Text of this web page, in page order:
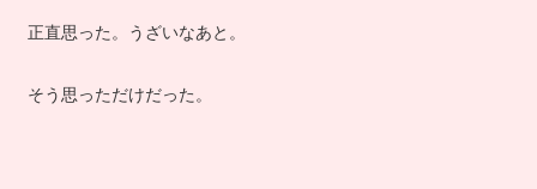
正直思った。うざいなあと。
そう思っただけだった。